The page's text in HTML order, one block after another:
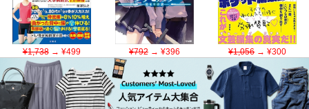
¥1,738→ ¥499 ¥792→ ¥396 ¥1,056→ ¥300